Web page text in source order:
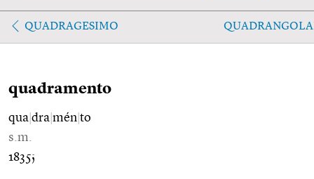
QUADRAGESIMO
quadramento
qua dra mén to
s.m.
1835;